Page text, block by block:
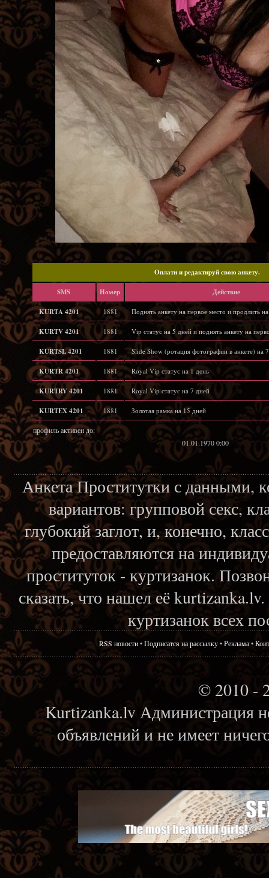
Oплати и редактируй свою анкету.
SMS Hомер Действие
KURTA 4201 1881 Поднять анкету на первое место и продлить
KURTV 4201 1881 Vip статус на 5 дней и поднять анкету на
KURTSL 4201 1881 Slide Show (ротация фотографии в анкете) на
KURTR 4201 1881 Royal Vip статус на 1 день
KURTRY 4201 1881 Royal Vip статус на 7 дней
KURTEX 4201 1881 Золотая рамка на 15 дней
профиль активен до:
01.01.1970 0:00
Анкета Проститутки с данными,
вариантов: групповой секс,
глубокий заглот, и, конечно,
предоставляются на
проституток - куртизанок.
сказать, что нашел её
куртизанок всех
RSS новости•Подписатся на рассылку•Реклама•
© 2010 -
Kurtizanka.lv Администрация
объявлений и не имеет